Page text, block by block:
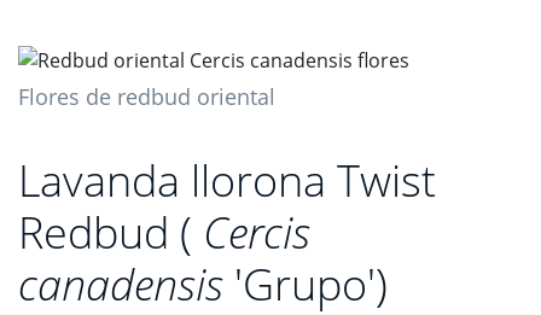
Flores de redbud oriental
Lavanda llorona Twist
Redbud ( Cercis
canadensis 'Grupo')